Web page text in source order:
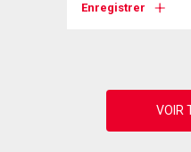
Enregistrer